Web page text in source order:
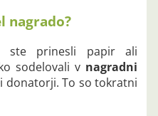
nagrado?
prinesli papir ali
sodelovali v nagradni
donatorji. To so tokratni